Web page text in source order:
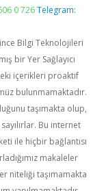
0 726 Telegram:
Bilgi Teknolojileri
bir Yer Sağlayıcı
içerikleri proaktif
bulunmamaktadır.
taşımakta olup,
Bu internet
ile hiçbir bağlantısı
makaleler
niteliği taşımamakta